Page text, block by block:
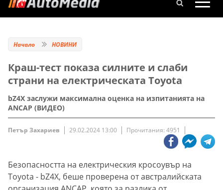
Начало НОВИНИ
Краш-тест показа силните и слаби
страни на електрическата Toyota
bZ4X заслужи максимална оценка на изпитанията на
ANCAP (ВИДЕО)
Петър Захариев 29.02.2024 13:00 Прочитания: 4951
Безопасността на електрическия кросоувър на
Toyota - bZ4X, беше проверена от австралийската